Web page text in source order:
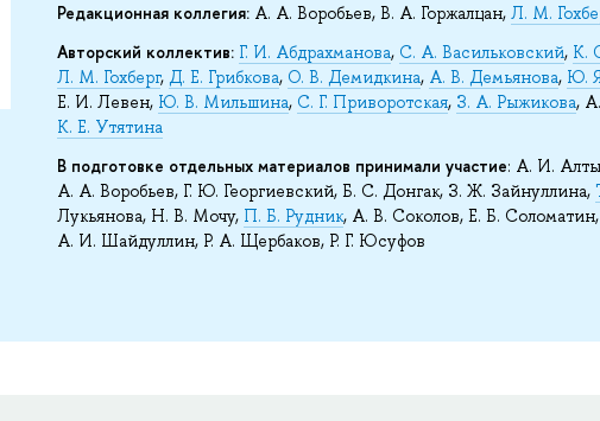
Редакционная коллегия: А. А. Воробьев, В. А. Горжалцан,Л. М.
Авторский коллектив: Г. И. Абдрахманова, С. А. Васильковский, К.
Л. М. Гохберг, Д. Е. Грибкова, О. В. Демидкина, А. В. Демьянова, Ю.
Е. И. Левен, Ю. В. Мильшина, С. Г. Приворотская, З. А. Рыжикова,
К. Е. Утятина
В подготовке отдельных материалов принимали участие: А. И.
А. А. Воробьев, Г. Ю. Георгиевский, Б. С. Донгак, З. Ж. Зайнуллина,
Лукьянова, Н. В. Мочу, П. Б. Рудник, А. В. Соколов, Е. Б.
А. И. Шайдуллин, Р. А. Щербаков, Р. Г. Юсуфов